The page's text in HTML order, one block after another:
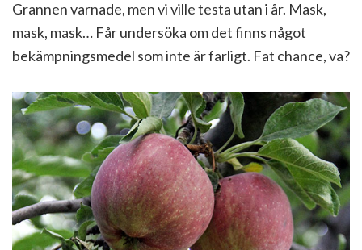
Grannen varnade, men vi ville testa utan i år. Mask,
mask, mask… Får undersöka om det finns något
bekämpningsmedel som inte är farligt. Fat chance, va?